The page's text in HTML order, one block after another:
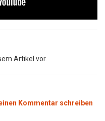
Artikel vor.
Kommentar schreiben